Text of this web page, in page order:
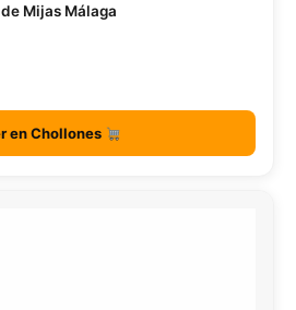
Mijas Málaga
en Chollones